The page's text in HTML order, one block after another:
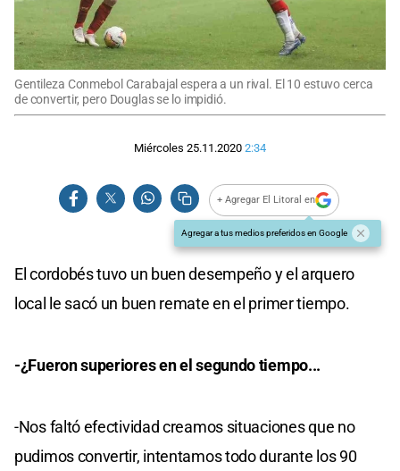
Gentileza Conmebol Carabajal espera a un rival. El 10 estuvo cerca
de convertir, pero Douglas se lo impidió.
Miércoles 25.11.2020 2:34
+ Agregar El Litoral en
Agregar a tus medios preferidos en Google
El cordobés tuvo un buen desempeño y el arquero
local le sacó un buen remate en el primer tiempo.
-¿Fueron superiores en el segundo tiempo...
-Nos faltó efectividad creamos situaciones que no
pudimos convertir, intentamos todo durante los 90